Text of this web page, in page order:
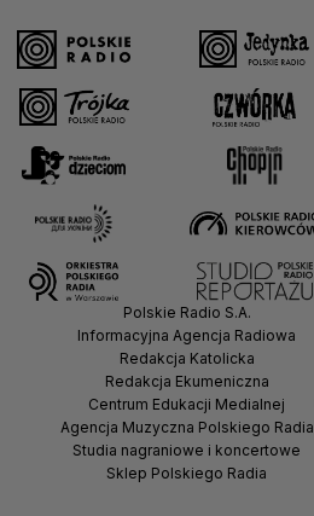
Polskie Radio S.A.
Informacyjna Agencja Radiowa
Redakcja Katolicka
Redakcja Ekumeniczna
Centrum Edukacji Medialnej
Agencja Muzyczna Polskiego Radia
Studia nagraniowe i koncertowe
Sklep Polskiego Radia